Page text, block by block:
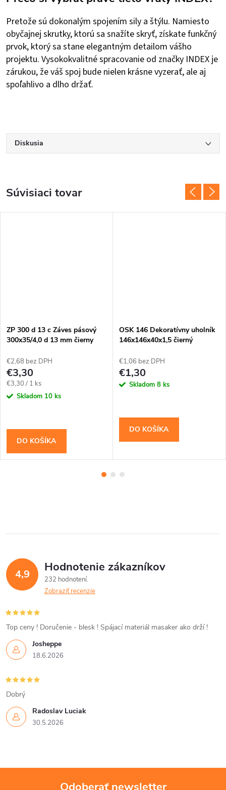
Pretože sú dokonalým spojením sily a štýlu. Namiesto
obyčajnej skrutky, ktorú sa snažíte skryť, získate funkčný
prvok, ktorý sa stane elegantným detailom vášho
projektu. Vysokokvalitné spracovanie od značky INDEX je
zárukou, že váš spoj bude nielen krásne vyzerať, ale aj
spoľahlivo a dlho držať.
Diskusia
Súvisiaci tovar
ZP 300 d 13 c Záves pásový
300x35/4,0 d 13 mm čierny
€2,68 bez DPH
€3,30
Jednotková
cena:
€3,30 / 1 ks
Skladom 10 ks
DO KOŠÍKA
OSK 146 Dekoratívny uholník
146x146x40x1,5 čierný
€1,06 bez DPH
€1,30
Skladom 8 ks
DO KOŠÍKA
4,9 Hodnotenie zákazníkov
232 hodnotení
Zobraziť recenzie
Josheppe
18.6.2026
Top ceny ! Doručenie - blesk ! Spájací materiál masaker ako drží !
Radoslav Luciak
30.5.2026
Dobrý
Odoberať newsletter